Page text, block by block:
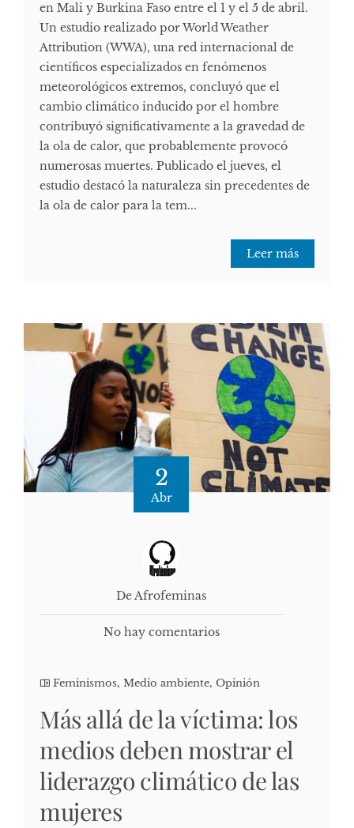
en Mali y Burkina Faso entre el 1 y el 5 de abril.
Un estudio realizado por World Weather
Attribution (WWA), una red internacional de
científicos especializados en fenómenos
meteorológicos extremos, concluyó que el
cambio climático inducido por el hombre
contribuyó significativamente a la gravedad de
la ola de calor, que probablemente provocó
numerosas muertes. Publicado el jueves, el
estudio destacó la naturaleza sin precedentes de
la ola de calor para la tem...
Leer más
2
Abr
De Afrofeminas
No hay comentarios
Feminismos, Medio ambiente, Opinión
Más allá de la víctima: los
medios deben mostrar el
liderazgo climático de las
mujeres